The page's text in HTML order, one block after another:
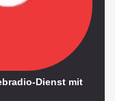
Dienst mit